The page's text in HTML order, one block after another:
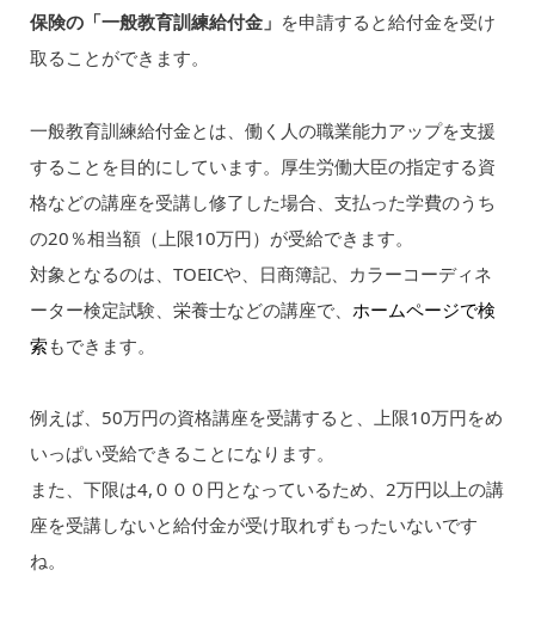
保険の「一般教育訓練給付金」 を申請すると給付金を受け
取ることができます。
一般教育訓練給付金とは、働く人の職業能力アップを支援
することを目的にしています。厚生労働大臣の指定する資
格などの講座を受講し修了した場合、支払った学費のうち
の20％相当額（上限10万円）が受給できます。
対象となるのは、TOEICや、日商簿記、カラーコーディネ
ーター検定試験、栄養士などの講座で、 ホームページで検
索もできます。
例えば、50万円の資格講座を受講すると、上限10万円をめ
いっぱい受給できることになります。
また、下限は4,０００円となっているため、2万円以上の講
座を受講しないと給付金が受け取れずもったいないです
ね。